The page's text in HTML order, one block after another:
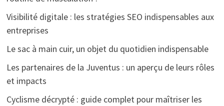
Visibilité digitale : les stratégies SEO indispensables aux
entreprises
Le sac à main cuir, un objet du quotidien indispensable
Les partenaires de la Juventus : un aperçu de leurs rôles
et impacts
Cyclisme décrypté : guide complet pour maîtriser les